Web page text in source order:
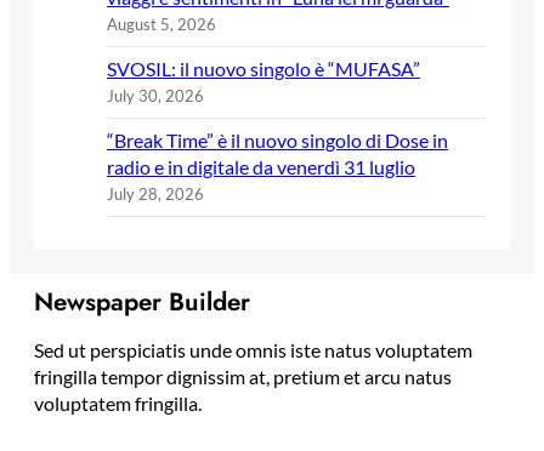
August 5, 2026
SVOSIL: il nuovo singolo è “MUFASA”
July 30, 2026
“Break Time” è il nuovo singolo di Dose in
radio e in digitale da venerdì 31 luglio
July 28, 2026
Newspaper Builder
Sed ut perspiciatis unde omnis iste natus voluptatem
fringilla tempor dignissim at, pretium et arcu natus
voluptatem fringilla.